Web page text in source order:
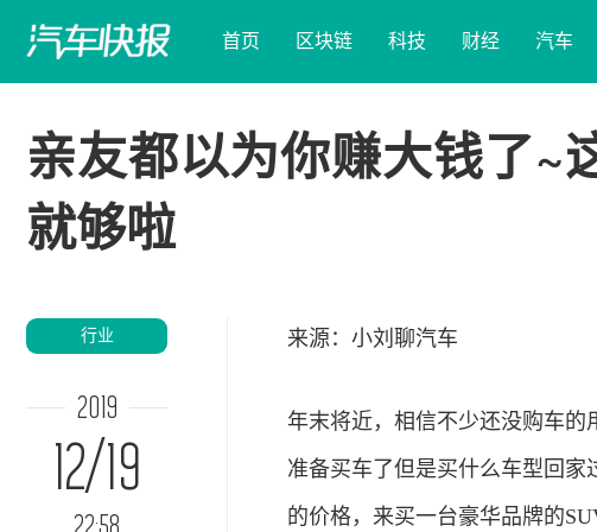
首页 区块链 科技 财经 汽车
亲友都以为你赚大钱了~
就够啦
行业
2019
12/19
来源：小刘聊汽车
年末将近，相信不少还没购车的
准备买车了但是买什么车型回家
的价格，来买一台豪华品牌的